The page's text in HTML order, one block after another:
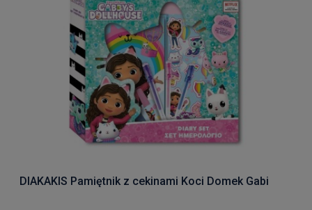
DIAKAKIS Pamiętnik z cekinami Koci Domek Gabi